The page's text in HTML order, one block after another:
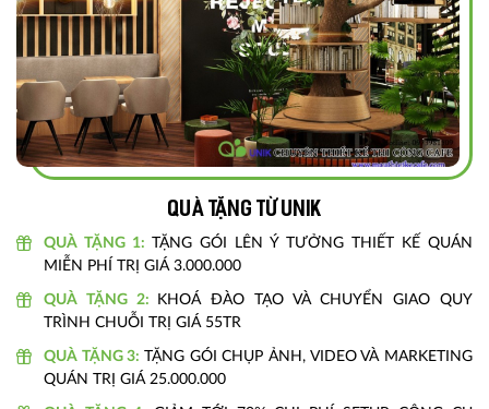
Quà tặng từ unik
QUÀ TẶNG 1: TẶNG GÓI LÊN Ý TƯỞNG THIẾT KẾ QUÁN
MIỄN PHÍ TRỊ GIÁ 3.000.000
QUÀ TẶNG 2:
KHOÁ ĐÀO TẠO VÀ CHUYỂN GIAO QUY
TRÌNH CHUỖI TRỊ GIÁ 55TR
QUÀ TẶNG 3: TẶNG GÓI CHỤP ẢNH, VIDEO VÀ MARKETING
QUÁN TRỊ GIÁ 25.000.000